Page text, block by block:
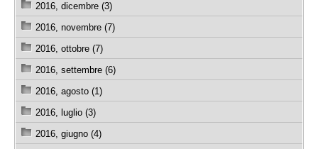
2016, dicembre (3)
2016, novembre (7)
2016, ottobre (7)
2016, settembre (6)
2016, agosto (1)
2016, luglio (3)
2016, giugno (4)